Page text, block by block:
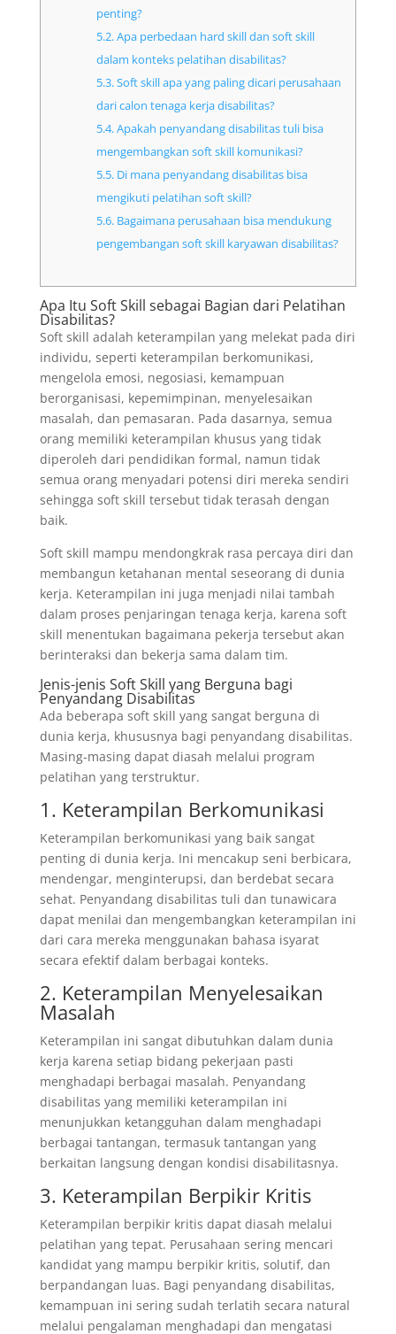
penting?
5.2.Apa perbedaan hard skill dan soft skill
dalam konteks pelatihan disabilitas?
5.3.Soft skill apa yang paling dicari perusahaan
dari calon tenaga kerja disabilitas?
5.4.Apakah penyandang disabilitas tuli bisa
mengembangkan soft skill komunikasi?
5.5. Di mana penyandang disabilitas bisa
mengikuti pelatihan soft skill?
5.6. Bagaimana perusahaan bisa mendukung
pengembangan soft skill karyawan disabilitas?
Apa Itu Soft Skill sebagai Bagian dari Pelatihan
Disabilitas?
Soft skill adalah keterampilan yang melekat pada diri
individu, seperti keterampilan berkomunikasi,
mengelola emosi, negosiasi, kemampuan
berorganisasi, kepemimpinan, menyelesaikan
masalah, dan pemasaran. Pada dasarnya, semua
orang memiliki keterampilan khusus yang tidak
diperoleh dari pendidikan formal, namun tidak
semua orang menyadari potensi diri mereka sendiri
sehingga soft skill tersebut tidak terasah dengan
baik.
Soft skill mampu mendongkrak rasa percaya diri dan
membangun ketahanan mental seseorang di dunia
kerja. Keterampilan ini juga menjadi nilai tambah
dalam proses penjaringan tenaga kerja, karena soft
skill menentukan bagaimana pekerja tersebut akan
berinteraksi dan bekerja sama dalam tim.
Jenis-jenis Soft Skill yang Berguna bagi
Penyandang Disabilitas
Ada beberapa soft skill yang sangat berguna di
dunia kerja, khususnya bagi penyandang disabilitas.
Masing-masing dapat diasah melalui program
pelatihan yang terstruktur.
1. Keterampilan Berkomunikasi
Keterampilan berkomunikasi yang baik sangat
penting di dunia kerja. Ini mencakup seni berbicara,
mendengar, menginterupsi, dan berdebat secara
sehat. Penyandang disabilitas tuli dan tunawicara
dapat menilai dan mengembangkan keterampilan ini
dari cara mereka menggunakan bahasa isyarat
secara efektif dalam berbagai konteks.
2. Keterampilan Menyelesaikan
Masalah
Keterampilan ini sangat dibutuhkan dalam dunia
kerja karena setiap bidang pekerjaan pasti
menghadapi berbagai masalah. Penyandang
disabilitas yang memiliki keterampilan ini
menunjukkan ketangguhan dalam menghadapi
berbagai tantangan, termasuk tantangan yang
berkaitan langsung dengan kondisi disabilitasnya.
3. Keterampilan Berpikir Kritis
Keterampilan berpikir kritis dapat diasah melalui
pelatihan yang tepat. Perusahaan sering mencari
kandidat yang mampu berpikir kritis, solutif, dan
berpandangan luas. Bagi penyandang disabilitas,
kemampuan ini sering sudah terlatih secara natural
melalui pengalaman menghadapi dan mengatasi